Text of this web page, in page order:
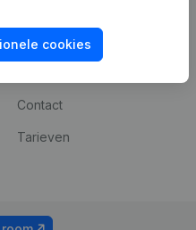
cookies
Integraties op maat
Contact
Tarieven